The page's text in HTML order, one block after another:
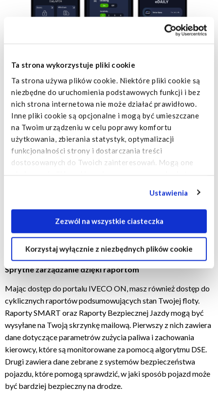
Ta strona wykorzystuje pliki cookie
Ta strona używa plików cookie. Niektóre pliki cookie są
niezbędne do uruchomienia podstawowych funkcji i bez
nich strona internetowa nie może działać prawidłowo.
Inne pliki cookie są opcjonalne i mogą być umieszczane
na Twoim urządzeniu w celu poprawy komfortu
użytkowania, zbierania statystyk, optymalizacji
funkcjonalności strony i dostarczania treści
dostosowanych do Twoich zainteresowań. Mogą one
internetowych i mogą być wykorzystywane przez takie
strony trzecie również do ich celów. Kliknij "Ustawienia",
aby uzyskać szczegółowe informacje o tym, jakie pliki
cookie są umieszczane na Twoim urządzeniu i jak są one
Jeśli akceptujesz wszystkie opcjonalne pliki cookie,
Jeśli chcesz dowiedzieć się więcej i/lub wybrać, jakie
typy opcjonalnych plików cookie może używać ta strona,
wybierz "Ustawienia ", a następnie kliknij "OK", aby
zapisać swoje preferencje.
Zmiany w preferencjach można wprowadzać w każdej
chwili.
Ustawienia
Zezwól na wszystkie ciasteczka
Korzystaj wyłącznie z niezbędnych plików cookie
Sprytne zarządzanie dzięki raportom
Mając dostęp do portalu IVECO ON, masz również dostęp do
cyklicznych raportów podsumowujących stan Twojej floty.
Raporty SMART oraz Raporty Bezpiecznej Jazdy mogą być
wysyłane na Twoją skrzynkę mailową. Pierwszy z nich zawiera
dane dotyczące parametrów zużycia paliwa i zachowania
kierowcy, które są monitorowane za pomocą algorytmu DSE.
Drugi zawiera dane zebrane z systemów bezpieczeństwa
pojazdu, które pomogą sprawdzić, w jaki sposób pojazd może
być bardziej bezpieczny na drodze.